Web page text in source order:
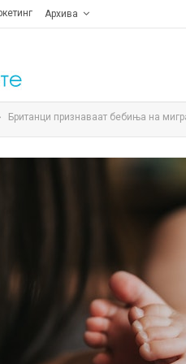
Архива
Британци признаваат бебиња на